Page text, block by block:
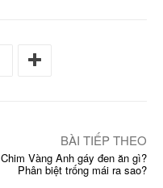
BÀI TIẾP THEO
Chim Vàng Anh gáy đen ăn gì?
Phân biệt trống mái ra sao?